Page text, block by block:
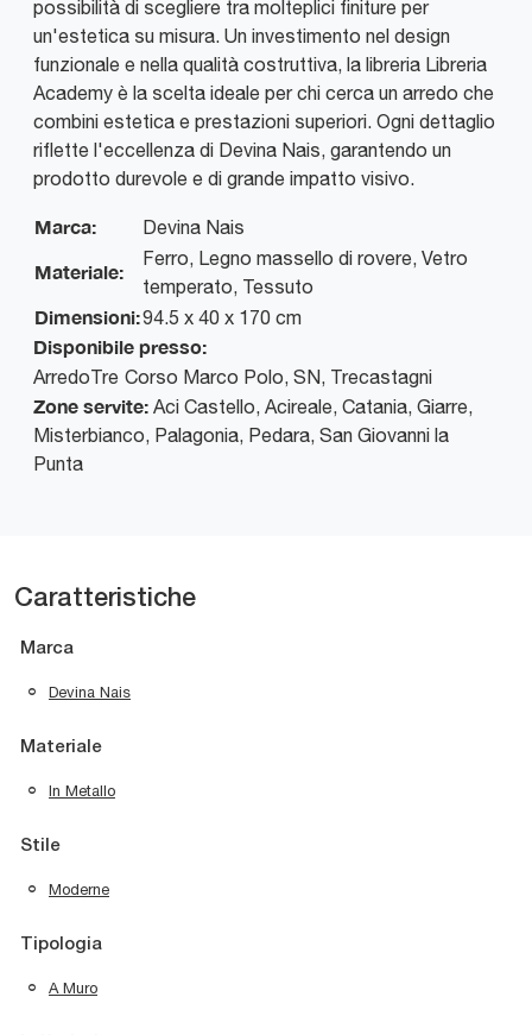
possibilità di scegliere tra molteplici finiture per
un'estetica su misura. Un investimento nel design
funzionale e nella qualità costruttiva, la libreria Libreria
Academy è la scelta ideale per chi cerca un arredo che
combini estetica e prestazioni superiori. Ogni dettaglio
riflette l'eccellenza di Devina Nais, garantendo un
prodotto durevole e di grande impatto visivo.
Marca: Devina Nais
Materiale:
Ferro, Legno massello di rovere, Vetro
temperato, Tessuto
Dimensioni:94.5 x 40 x 170 cm
Disponibile presso:
ArredoTre Corso Marco Polo, SN, Trecastagni
Zone servite: Aci Castello, Acireale, Catania, Giarre,
Misterbianco, Palagonia, Pedara, San Giovanni la
Punta
Caratteristiche
Marca
Devina Nais
Materiale
In Metallo
Stile
Moderne
Tipologia
A Muro